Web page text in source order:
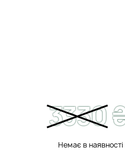
3330
Немає в наявності